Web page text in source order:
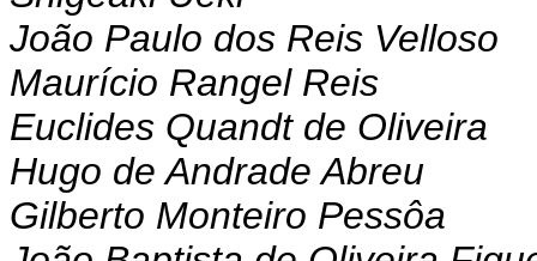
João Paulo dos Reis Velloso
Maurício Rangel Reis
Euclides Quandt de Oliveira
Hugo de Andrade Abreu
Gilberto Monteiro Pessôa